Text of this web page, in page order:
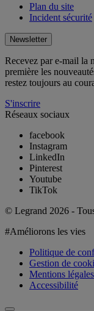
Plan du site
Incident sécurité
Newsletter
Recevez par e-mail la
première les
restez toujours au
S'inscrire
Réseaux sociaux
facebook
Instagram
LinkedIn
Pinterest
Youtube
TikTok
© Legrand 2026 -
#Améliorons les vies
Politique de
Gestion de
Mentions légales
Accessibilité